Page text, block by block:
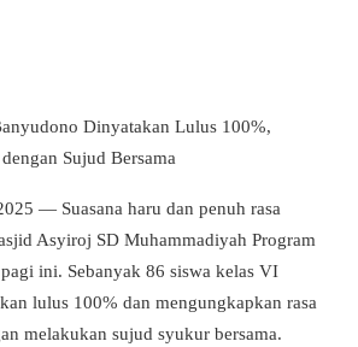
Dinyatakan Lulus 100%,
Sujud Bersama
— Suasana haru dan penuh rasa
Asyiroj SD Muhammadiyah Program
ini. Sebanyak 86 siswa kelas VI
lulus 100% dan mengungkapkan rasa
melakukan sujud syukur bersama.